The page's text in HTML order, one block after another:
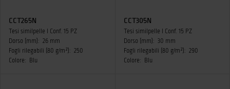
CCT265N
Tesi similpelle I Conf. 15 PZ
Dorso (mm): 26 mm
Fogli rilegabili (80 g/m²): 250
Colore:
Blu
CCT305N
Tesi similpelle I Conf. 15 PZ
Dorso (mm): 30 mm
Fogli rilegabili (80 g/m²): 290
Colore:
Blu